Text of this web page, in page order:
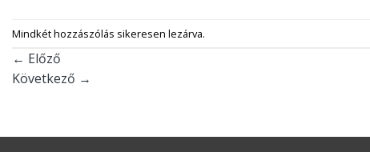
Mindkét hozzászólás sikeresen lezárva.
← Előző
Következő →